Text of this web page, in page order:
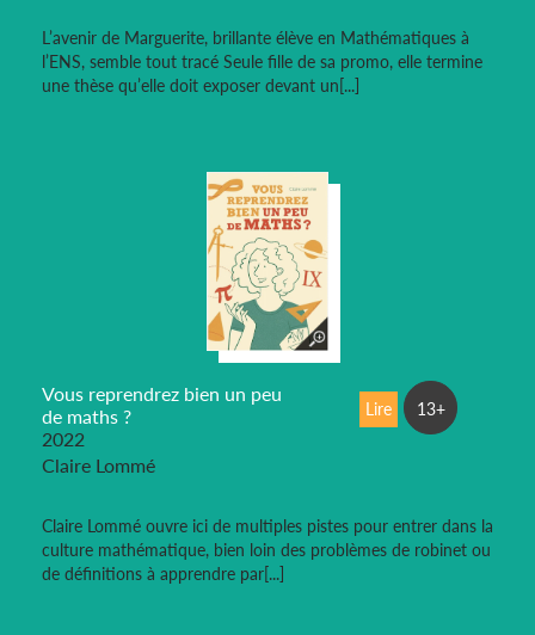
L’avenir de Marguerite, brillante élève en Mathématiques à
l’ENS, semble tout tracé Seule fille de sa promo, elle termine
une thèse qu’elle doit exposer devant un[...]
Vous reprendrez bien un peu
de maths ?
2022
Claire Lommé
Claire Lommé ouvre ici de multiples pistes pour entrer dans la
culture mathématique, bien loin des problèmes de robinet ou
de définitions à apprendre par[...]
Lire 13+